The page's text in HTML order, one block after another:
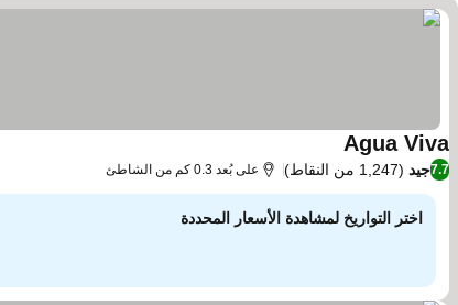
Agua Vivaمشاهدة الأسعار
7.7جيد (1,247 من النقاط) على بُعد 0.3 كم من الشاطئ
اختر التواريخ لمشاهدة الأسعار المحددة